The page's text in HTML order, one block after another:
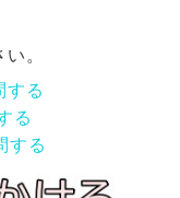
。
する
る
する